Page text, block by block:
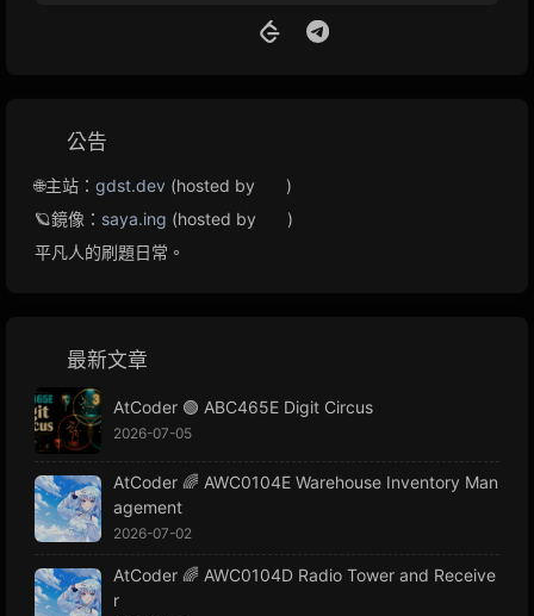
公告
🌐主站： gdst.dev (hosted by
)
🪐鏡像： saya.ing (hosted by
)
平凡人的刷題日常。
最新文章
AtCoder 🟢 ABC465E Digit Circus
2026-07-05
AtCoder 🌈 AWC0104E Warehouse Inventory Man
agement
2026-07-02
AtCoder 🌈 AWC0104D Radio Tower and Receive
r